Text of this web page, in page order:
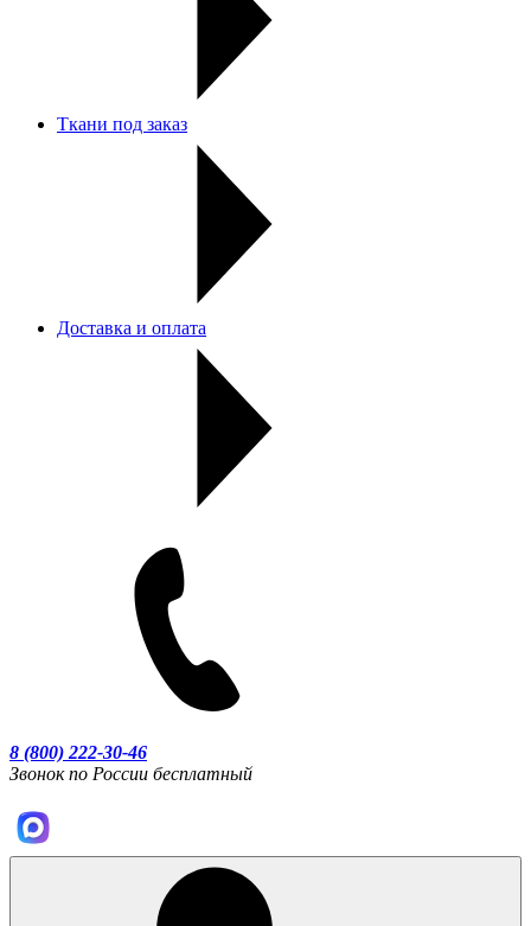
Ткани под заказ
Доставка и оплата
8 (800) 222-30-46
Звонок по России бесплатный